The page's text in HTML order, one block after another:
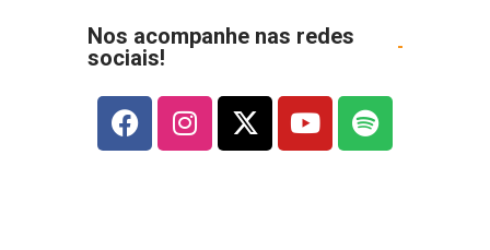
Nos acompanhe nas redes
sociais!